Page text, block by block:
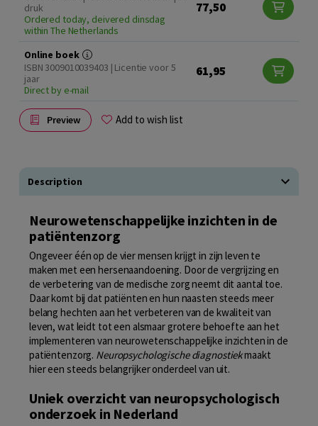
druk
Ordered today, deivered dinsdag
within The Netherlands
77,50
Online boek
ISBN 3009010039403 | Licentie voor 5
jaar
Direct by e-mail
61,95
Preview Add to wish list
Description
Neurowetenschappelijke inzichten in de
patiëntenzorg
Ongeveer één op de vier mensen krijgt in zijn leven te
maken met een hersenaandoening. Door de vergrijzing en
de verbetering van de medische zorg neemt dit aantal toe.
Daar komt bij dat patiënten en hun naasten steeds meer
belang hechten aan het verbeteren van de kwaliteit van
leven, wat leidt tot een alsmaar grotere behoefte aan het
implementeren van neurowetenschappelijke inzichten in de
patiëntenzorg. Neuropsychologische diagnostiekmaakt
hier een steeds belangrijker onderdeel van uit.
Uniek overzicht van neuropsychologisch
onderzoek in Nederland